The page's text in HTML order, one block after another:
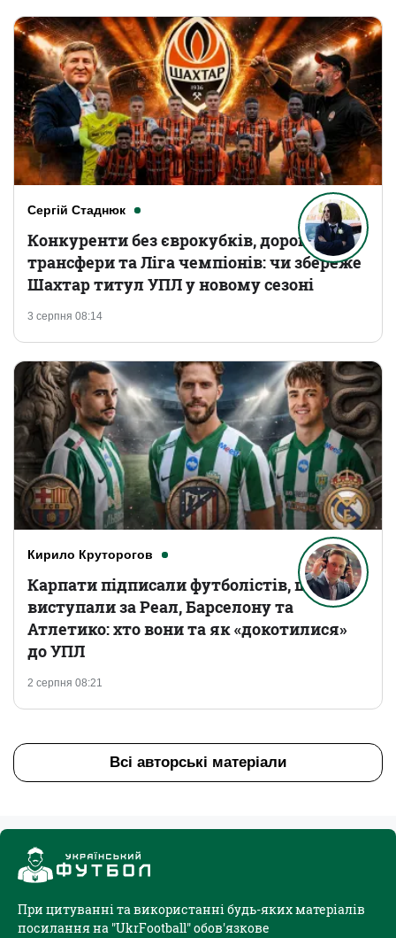
Сергій Стаднюк
3 серпня 08:14
Конкуренти без єврокубків, дорогі
трансфери та Ліга чемпіонів: чи збереже
Шахтар титул УПЛ у новому сезоні
Кирило Круторогов
2 серпня 08:21
Карпати підписали футболістів, що
виступали за Реал, Барселону та
Атлетико: хто вони та як «докотилися»
до УПЛ
Всі авторські матеріали
При цитуванні та використанні будь-яких матеріалів
посилання на "UkrFootball" обов'язкове